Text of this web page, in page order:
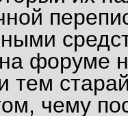
форуме
тем
чему